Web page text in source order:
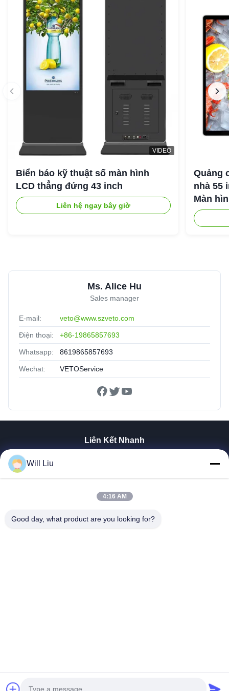
VIDEO
Biển báo kỹ thuật số màn hình
LCD thẳng đứng 43 inch
Liên hệ ngay bây giờ
Quảng
nhà 55
Màn
Ms. Alice Hu
Sales manager
E-mail: veto@www.szveto.com
Điện thoại: +86-19865857693
Whatsapp: 8619865857693
Wechat: VETOService
Liên Kết Nhanh
Về Chúng Tôi
Kiểm Soát Chất Lượng
© 2026 Dongguan VETO technology co. LTD. All Rights Reserved.
Will Liu
4:16 AM
Good day, what product are you looking for?